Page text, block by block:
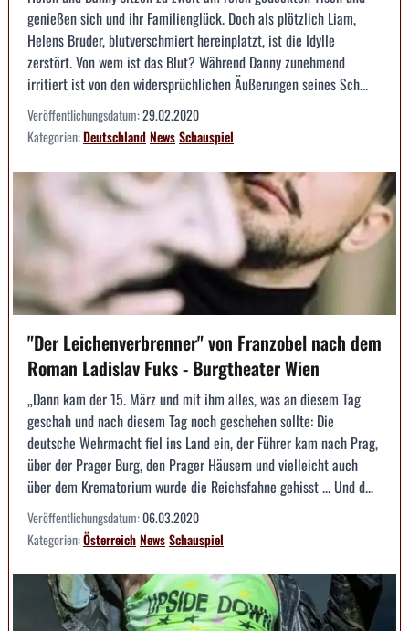
genießen sich und ihr Familienglück. Doch als plötzlich Liam,
Helens Bruder, blutverschmiert hereinplatzt, ist die Idylle
zerstört. Von wem ist das Blut? Während Danny zunehmend
irritiert ist von den widersprüchlichen Äußerungen seines Sch...
Veröffentlichungsdatum:29.02.2020
Kategorien:DeutschlandNewsSchauspiel
"Der Leichenverbrenner" von Franzobel nach dem
Roman Ladislav Fuks - Burgtheater Wien
„Dann kam der 15. März und mit ihm alles, was an diesem Tag
geschah und nach diesem Tag noch geschehen sollte: Die
deutsche Wehrmacht fiel ins Land ein, der Führer kam nach Prag,
über der Prager Burg, den Prager Häusern und vielleicht auch
über dem Krematorium wurde die Reichsfahne gehisst ... Und d...
Veröffentlichungsdatum:06.03.2020
Kategorien:ÖsterreichNewsSchauspiel